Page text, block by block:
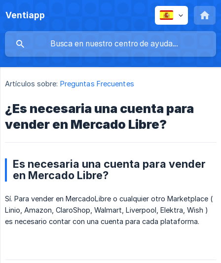
Ventiapp
Artículos sobre: Preguntas Frecuentes
¿Es necesaria una cuenta para
vender en Mercado Libre?
Es necesaria una cuenta para vender
en Mercado Libre?
Sí. Para vender en MercadoLibre o cualquier otro Marketplace (
Linio, Amazon, ClaroShop, Walmart, Liverpool, Elektra, Wish )
es necesario contar con una cuenta para cada plataforma.